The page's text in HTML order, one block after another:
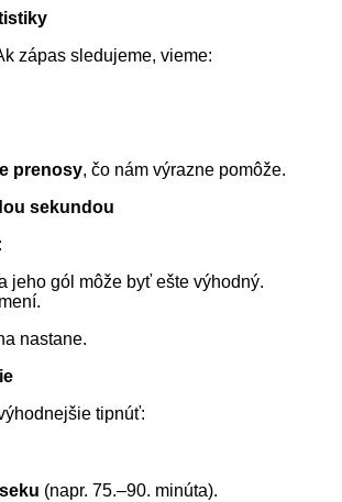
zápas sledujeme, vieme:
prenosy, čo nám výrazne pomôže.
sekundou
jeho gól môže byť ešte výhodný.
nastane.
tipnúť:
(napr. 75.–90. minúta).